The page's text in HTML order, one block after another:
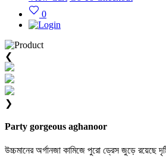
0
❮
❯
Party gorgeous aghanoor
উচ্চমানের অর্গানজা কামিজে পুরো ড্রেস জুড়ে রয়েছে